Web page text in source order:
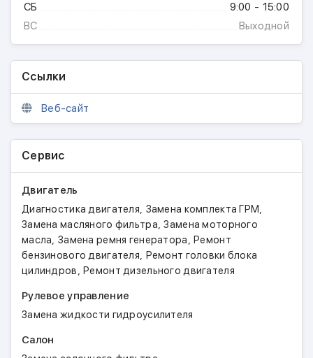
СБ
9:00 - 15:00
ВС
Выходной
Ссылки
Веб-сайт
Сервис
Двигатель
Диагностика двигателя, Замена комплекта ГРМ,
Замена масляного фильтра,Замена моторного
масла,Замена ремня генератора,Ремонт
бензинового двигателя, Ремонт головки блока
цилиндров,Ремонт дизельного двигателя
Рулевое управление
Замена жидкости гидроусилителя
Салон